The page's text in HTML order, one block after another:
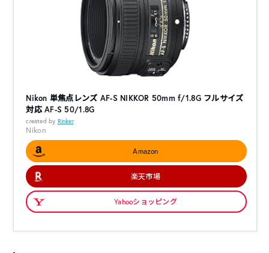
Nikon 単焦点レンズ AF-S NIKKOR 50mm f/1.8G フルサイズ
対応 AF-S 50/1.8G
created by Rinker
Nikon
Amazon
楽天市場
Yahooショッピング